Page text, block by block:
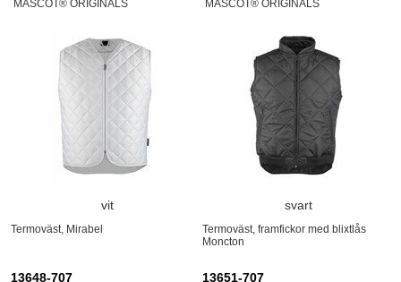
MASCOT® ORIGINALS
vit
Termoväst, Mirabel
MASCOT® ORIGINALS
svart
Termoväst, framfickor med blixtlås
Moncton
13648-707 13651-707